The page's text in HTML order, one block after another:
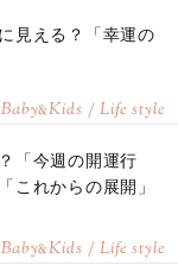
見える？「幸運の
Baby&Kids / Life style
「今週の開運行
これからの展開」
Baby&Kids / Life style